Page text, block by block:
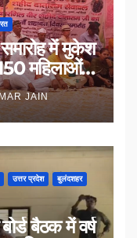
समारोह में मुकेश
महिलाओं
JAIN
उत्तर प्रदेश बुलंदशहर
बैठक में वर्ष